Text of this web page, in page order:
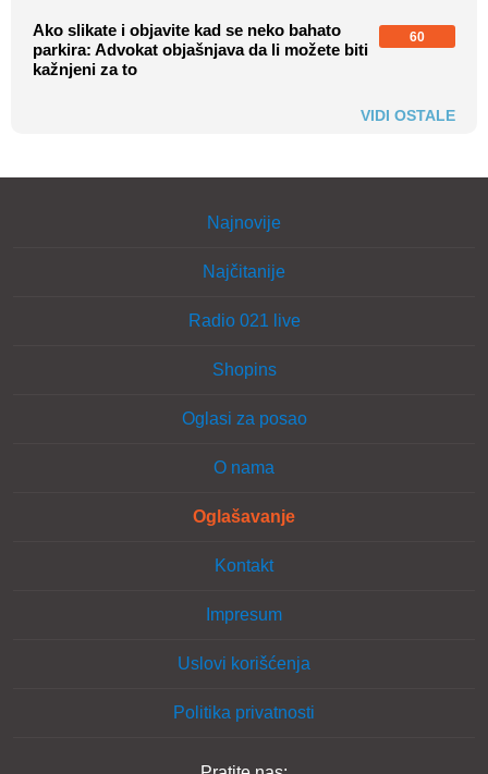
Ako slikate i objavite kad se neko bahato
parkira: Advokat objašnjava da li možete biti
kažnjeni za to
60
VIDI OSTALE
Najnovije
Najčitanije
Radio 021 live
Shopins
Oglasi za posao
O nama
Oglašavanje
Kontakt
Impresum
Uslovi korišćenja
Politika privatnosti